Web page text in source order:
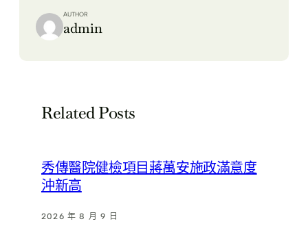
AUTHOR
admin
Related Posts
秀傳醫院健檢項目蔣萬安施政滿意度
沖新高
2026 年 8 月 9 日